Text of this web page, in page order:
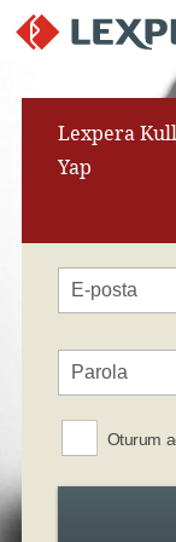
Lexpera
Yap
Oturum